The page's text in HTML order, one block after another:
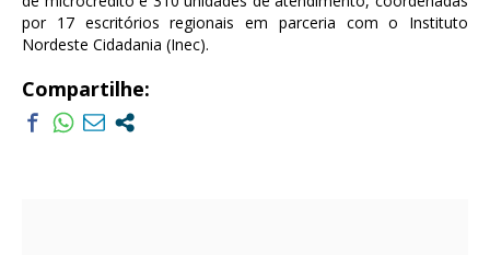
por 17 escritórios regionais em parceria com o Instituto
Nordeste Cidadania (Inec).
Compartilhe: